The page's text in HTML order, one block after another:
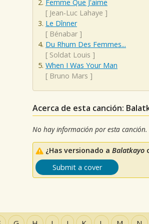
Femme Que J'aime
[ Jean‐Luc Lahaye ]
Le Dînner
[ Bénabar ]
Du Rhum Des Femmes...
[ Soldat Louis ]
When I Was Your Man
[ Bruno Mars ]
Acerca de esta canción:
No hay información por esta canción.
¿Has versionado a Balatkayo
Submit a cover